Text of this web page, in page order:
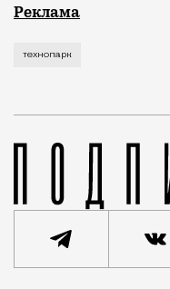
Рекламные
Реклама
технопарк